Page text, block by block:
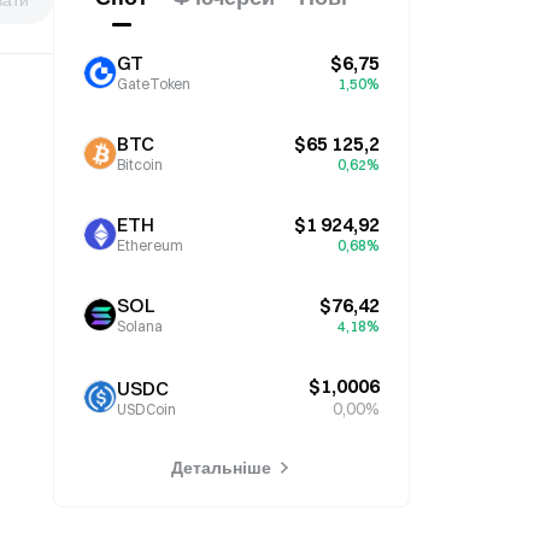
GT
GateToken
$6,75
1,50%
BTC
Bitcoin
$65 125,2
0,62%
ETH
Ethereum
$1 924,92
0,68%
SOL
Solana
$76,42
4,18%
USDC
USDCoin
$1,0006
0,00%
Детальніше